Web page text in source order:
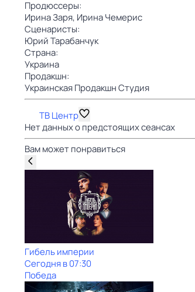
Продюссеры:
Ирина Заря, Ирина Чемерис
Сценаристы:
Юрий Тарабанчук
Страна:
Украина
Продакшн:
Украинская Продакшн Студия
ТВ Центр
Нет данных о предстоящих сеансах
Вам может понравиться
Гибель империи
Сегодня в 07:30
Победа